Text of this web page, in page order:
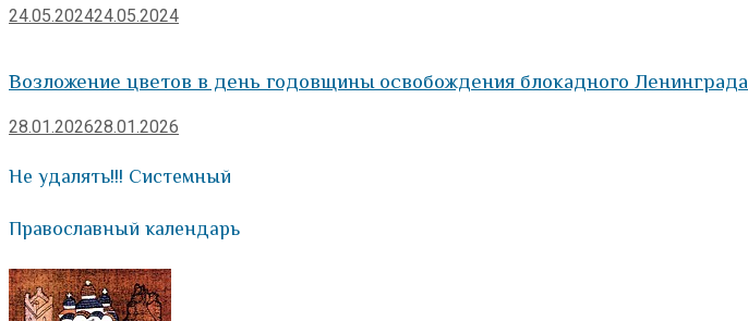
24.05.202424.05.2024
Возложение цветов в день годовщины освобождения блокадного Ленинграда
28.01.202628.01.2026
Не удалять!!! Системный
Православный календарь